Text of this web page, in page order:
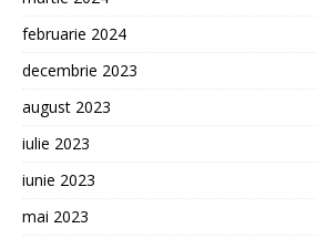
februarie 2024
decembrie 2023
august 2023
iulie 2023
iunie 2023
mai 2023